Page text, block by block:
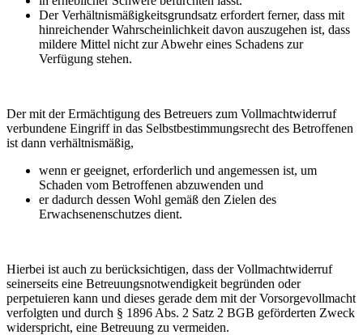
Der Verhältnismäßigkeitsgrundsatz erfordert ferner, dass mit
hinreichender Wahrscheinlichkeit davon auszugehen ist, dass
mildere Mittel nicht zur Abwehr eines Schadens zur
Verfügung stehen.
Der mit der Ermächtigung des Betreuers zum Vollmachtwiderruf
verbundene Eingriff in das Selbstbestimmungsrecht des Betroffenen
ist dann verhältnismäßig,
wenn er geeignet, erforderlich und angemessen ist, um
Schaden vom Betroffenen abzuwenden und
er dadurch dessen Wohl gemäß den Zielen des
Erwachsenenschutzes dient.
Hierbei ist auch zu berücksichtigen, dass der Vollmachtwiderruf
seinerseits eine Betreuungsnotwendigkeit begründen oder
perpetuieren kann und dieses gerade dem mit der Vorsorgevollmacht
verfolgten und durch § 1896 Abs. 2 Satz 2 BGB geförderten Zweck
widerspricht, eine Betreuung zu vermeiden.